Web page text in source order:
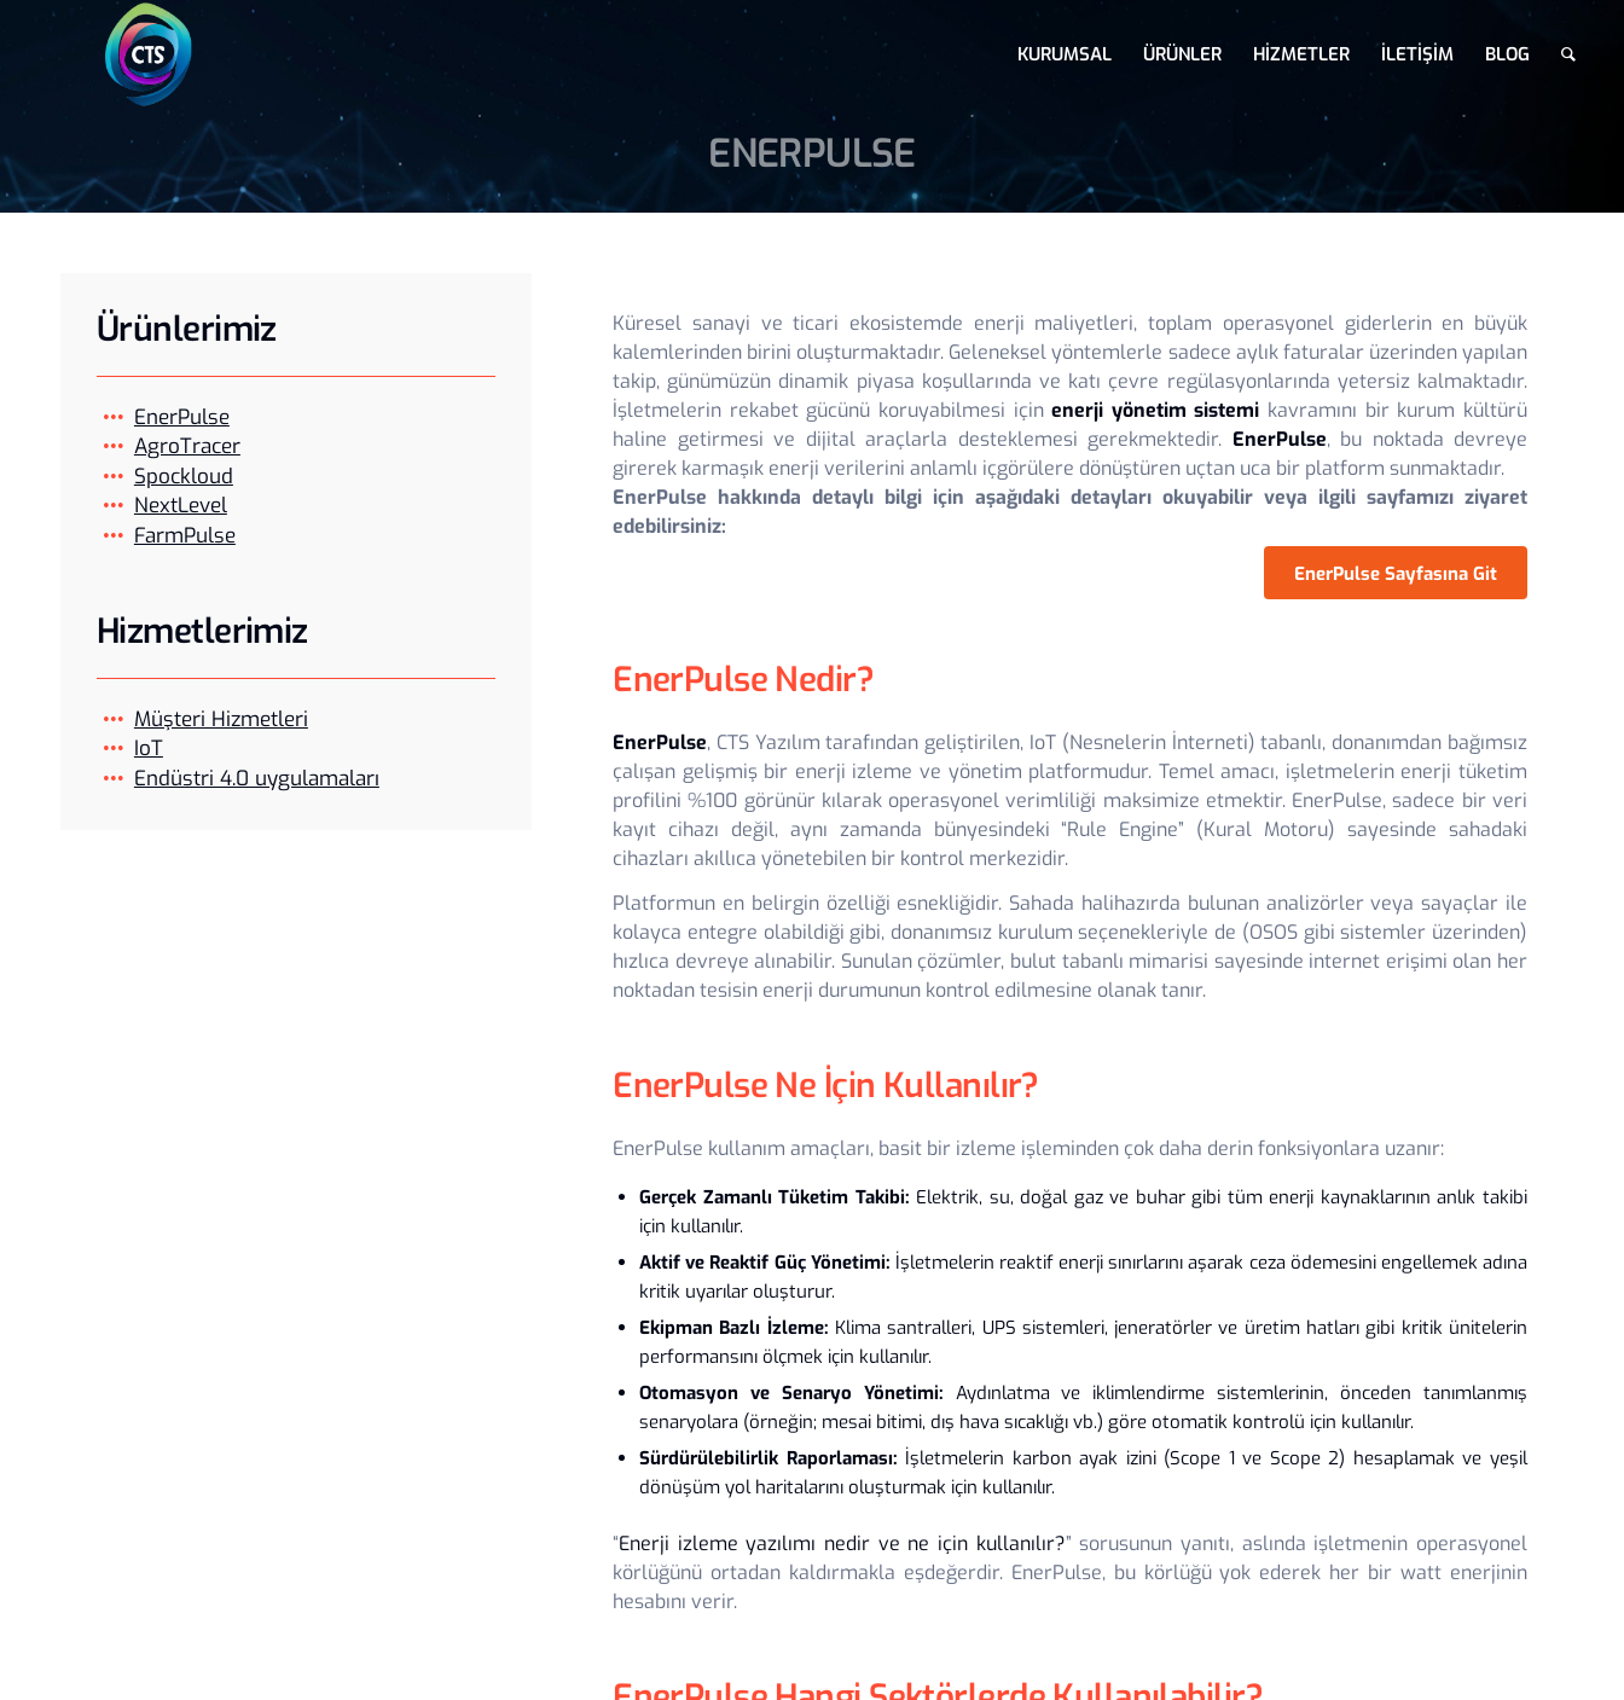
KURUMSAL ÜRÜNLER HIZMETLER İLETIŞIM BLOG
ENERPULSE
Ürünlerimiz
EnerPulse
AgroTracer
Spockloud
NextLevel
FarmPulse
Hizmetlerimiz
Müşteri Hizmetleri
IoT
Endüstri 4.0 uygulamaları
Küresel sanayi ve ticari ekosistemde enerji maliyetleri, toplam operasyonel giderlerin en büyük
kalemlerinden birini oluşturmaktadır. Geleneksel yöntemlerle sadece aylık faturalar üzerinden yapılan
takip, günümüzün dinamik piyasa koşullarında ve katı çevre regülasyonlarında yetersiz kalmaktadır.
İşletmelerin rekabet gücünü koruyabilmesi içinenerji yönetim sistemi kavramını bir kurum kültürü
haline getirmesi ve dijital araçlarla desteklemesi gerekmektedir. EnerPulse, bu noktada devreye
girerek karmaşık enerji verilerini anlamlı içgörülere dönüştüren uçtan uca bir platform sunmaktadır.
EnerPulse hakkında detaylı bilgi için aşağıdaki detayları okuyabilir veya ilgili sayfamızı ziyaret
edebilirsiniz:
EnerPulse Sayfasına Git
EnerPulse Nedir?
EnerPulse, CTS Yazılım tarafından geliştirilen, IoT (Nesnelerin İnterneti) tabanlı, donanımdan bağımsız
çalışan gelişmiş bir enerji izleme ve yönetim platformudur. Temel amacı, işletmelerin enerji tüketim
profilini %100 görünür kılarak operasyonel verimliliği maksimize etmektir. EnerPulse, sadece bir veri
kayıt cihazı değil, aynı zamanda bünyesindeki “Rule Engine” (Kural Motoru) sayesinde sahadaki
cihazları akıllıca yönetebilen bir kontrol merkezidir.
Platformun en belirgin özelliği esnekliğidir. Sahada halihazırda bulunan analizörler veya sayaçlar ile
kolayca entegre olabildiği gibi, donanımsız kurulum seçenekleriyle de (OSOS gibi sistemler üzerinden)
hızlıca devreye alınabilir. Sunulan çözümler, bulut tabanlı mimarisi sayesinde internet erişimi olan her
noktadan tesisin enerji durumunun kontrol edilmesine olanak tanır.
EnerPulse Ne İçin Kullanılır?
EnerPulse kullanım amaçları, basit bir izleme işleminden çok daha derin fonksiyonlara uzanır:
Gerçek Zamanlı Tüketim Takibi: Elektrik, su, doğal gaz ve buhar gibi tüm enerji kaynaklarının anlık takibi
için kullanılır.
Aktif ve Reaktif Güç Yönetimi: İşletmelerin reaktif enerji sınırlarını aşarak ceza ödemesini engellemek adına
kritik uyarılar oluşturur.
Ekipman Bazlı İzleme: Klima santralleri, UPS sistemleri, jeneratörler ve üretim hatları gibi kritik ünitelerin
performansını ölçmek için kullanılır.
Otomasyon ve Senaryo Yönetimi: Aydınlatma ve iklimlendirme sistemlerinin, önceden tanımlanmış
senaryolara (örneğin; mesai bitimi, dış hava sıcaklığı vb.) göre otomatik kontrolü için kullanılır.
Sürdürülebilirlik Raporlaması: İşletmelerin karbon ayak izini (Scope 1 ve Scope 2) hesaplamak ve yeşil
dönüşüm yol haritalarını oluşturmak için kullanılır.
“Enerji izleme yazılımı nedir ve ne için kullanılır?” sorusunun yanıtı, aslında işletmenin operasyonel
körlüğünü ortadan kaldırmakla eşdeğerdir. EnerPulse, bu körlüğü yok ederek her bir watt enerjinin
hesabını verir.